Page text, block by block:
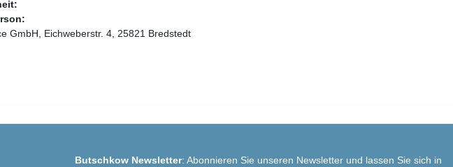
GmbH, Eichweberstr. 4, 25821 Bredstedt
Butschkow Newsletter: Abonnieren Sie unseren Newsletter und lassen Sie sich in